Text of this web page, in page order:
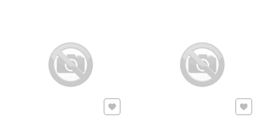
Pridať k Obľúbeným Pridať